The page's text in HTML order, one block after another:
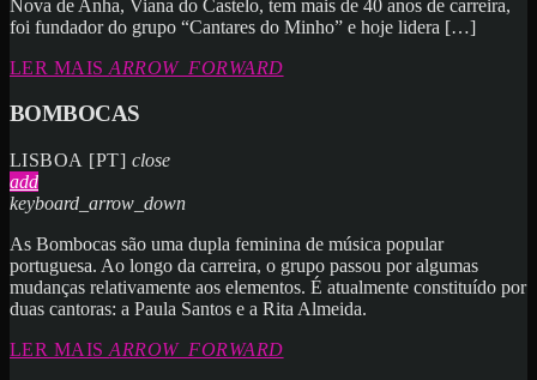
Nova de Anha, Viana do Castelo, tem mais de 40 anos de carreira,
foi fundador do grupo “Cantares do Minho” e hoje lidera […]
LER MAISARROW_FORWARD
BOMBOCAS
LISBOA [PT] close
add
keyboard_arrow_down
As Bombocas são uma dupla feminina de música popular
portuguesa. Ao longo da carreira, o grupo passou por algumas
mudanças relativamente aos elementos. É atualmente constituído por
duas cantoras: a Paula Santos e a Rita Almeida.
LER MAISARROW_FORWARD